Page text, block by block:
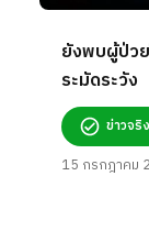
ยังพบผู้ป่ว
ระมัดระวัง
ข่าวจริง
15 กรกฎาคม